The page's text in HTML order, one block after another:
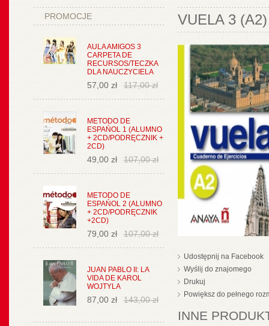
PROMOCJE
AULA AMIGOS 3
CARPETA DE
RECURSOS/TECZKA
DLA NAUCZYCIELA
57,00 zł 117,00 zł
METODO DE
ESPAŃOL 1 (ALUMNO
+ 2CD/PODRĘCZNIK +
2CD)
49,00 zł 107,00 zł
METODO DE
ESPAŃOL 2 (ALUMNO
+ 2CD/PODRĘCZNIK
+2CD)
79,00 zł 107,00 zł
JUAN PABLO II: LA
VIDA DE KAROL
WOJTYLA
87,00 zł 143,00 zł
VUELA 3
Udostępnij na Facebook
Wyślij do znajomego
Drukuj
Powiększ do pełnego
INNE